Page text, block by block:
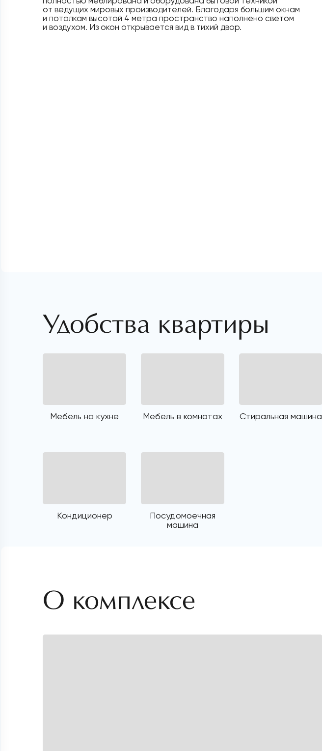
от ведущих мировых производителей. Благодаря большим окнам
и потолкам высотой 4 метра пространство наполнено светом
и воздухом. Из окон открывается вид в тихий двор.
Удобства квартиры
Мебель на кухне Мебель в комнатах Стиральная машина
Кондиционер
Посудомоечная
машина
О комплексе